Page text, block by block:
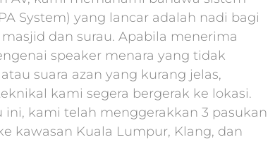
System) yang lancar adalah nadi bagi
dan surau. Apabila menerima
speaker menara yang tidak
suara azan yang kurang jelas,
kami segera bergerak ke lokasi.
ini, kami telah menggerakkan 3 pasukan
kawasan Kuala Lumpur, Klang, dan